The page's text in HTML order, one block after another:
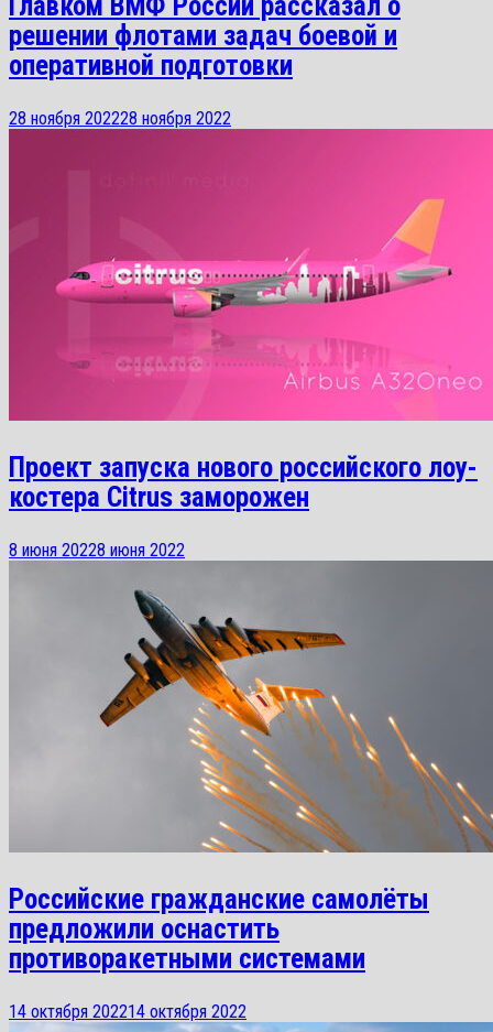
решении флотами задач боевой и
оперативной подготовки
28 ноября 202228 ноября 2022
Проект запуска нового российского лоу-
костера Citrus заморожен
8 июня 20228 июня 2022
Российские гражданские самолёты
предложили оснастить
противоракетными системами
14 октября 202214 октября 2022